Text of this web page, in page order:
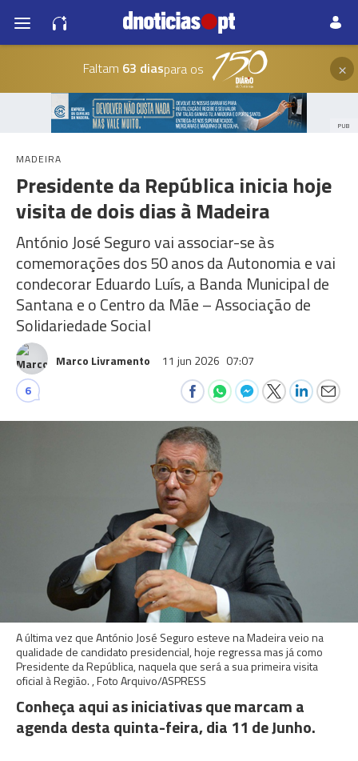
Faltam 63 diaspara os ×
PUB
MADEIRA
Presidente da República inicia hoje
visita de dois dias à Madeira
António José Seguro vai associar-se às
comemorações dos 50 anos da Autonomia e vai
condecorar Eduardo Luís, a Banda Municipal de
Santana e o Centro da Mãe – Associação de
Solidariedade Social
Marco Livramento 11 jun 2026 07:07
6
A última vez que António José Seguro esteve na Madeira veio na
qualidade de candidato presidencial, hoje regressa mas já como
Presidente da República, naquela que será a sua primeira visita
oficial à Região. , Foto Arquivo/ASPRESS
Conheça aqui as iniciativas que marcam a
agenda desta quinta-feira, dia 11 de Junho.